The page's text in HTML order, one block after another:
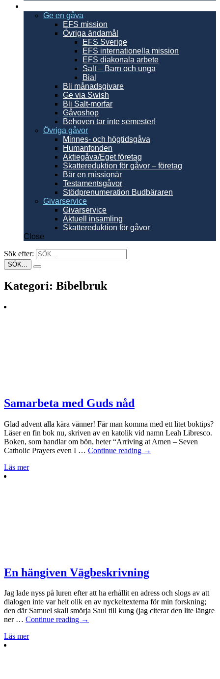
Ge en gåva
EFS mission
Övriga ändamål
EFS Sverige
EFS internationella mission
EFS diakonala arbete
Salt – Barn och unga
Bial
Bli månadsgivare
Ge via Swish
Bli Salt-morfar
Gåvoshop
Behoven tar inte semester!
Övriga gåvor
Minnes- och högtidsgåva
Humanfonden
Aktiegåva/Eget företag
Skattereduktion för gåvor – företag
Bär en missionär
Testamentsgåvor
Stödprenumeration Budbäraren
Givarservice
Givarservice
Aktuell insamling
Skattereduktion för gåvor
Close
Sök efter:
Kategori: Bibelbruk
Samarbeta med Guds nåd
Glad advent alla kära vänner! Får man komma med ett litet boktips?
Läser en fin bok nu, skriven av en katolik vid namn Leah Libresco.
Boken, som handlar om bön, heter “Arriving at Amen – Seven
Catholic Prayers even I … Continue reading →
Läs mer
En hängiven Vägbeskrivning
Jag lade nyss på luren efter att ha erhållit en adress och slogs av att
dialogen inte var helt olik en av nyckeltexterna för min forskning;
den där Samuel skall smörja Saul till kung (jag citerar den lite längre
ner … Continue reading →
Läs mer